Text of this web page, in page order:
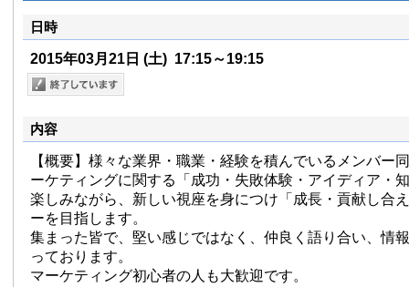
日時
2015年03月21日 (土) 17:15～19:15
内容
【概要】様々な業界・職業・経験を積んでいるメンバー
ーケティングに関する「成功・失敗体験・アイディア・
楽しみながら、新しい視座を身につけ「成長・貢献し合
ーを目指します。
集まった皆で、堅い感じではなく、仲良く語り合い、情
っております。
マーケティング初心者の人も大歓迎です。